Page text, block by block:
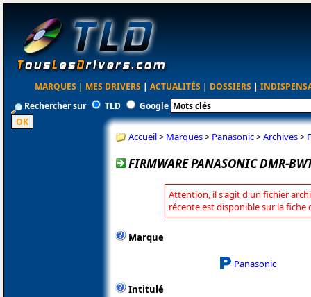
MARQUES | MES DRIVERS | ACTUALITÉS | DOSSIERS |
Rechercher sur
TLD Google
Accueil> Marques> Panasonic>Archives>
FIRMWARE PANASONIC DMR-
Attention, il s'agit d'un fichier
récente est disponible sur la fiche
Marque
Panasonic
Intitulé